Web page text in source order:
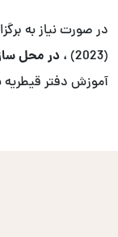
(2023) ، در محل
آموزش دفتر قیطریه با شماره تلفن